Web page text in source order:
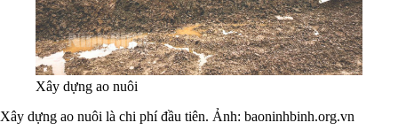
Xây dựng ao nuôi
Xây dựng ao nuôi là chi phí đầu tiên. Ảnh: baoninhbinh.org.vn